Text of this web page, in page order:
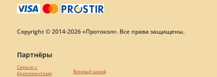
Copyright © 2014-2026 «Протокол». Все права защищены.
Партнёры
Серьги с
бриллиантами
Винный шкаф